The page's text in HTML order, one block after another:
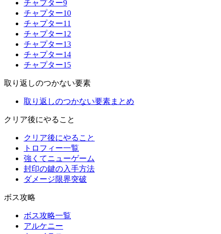
チャプター9
チャプター10
チャプター11
チャプター12
チャプター13
チャプター14
チャプター15
取り返しのつかない要素
取り返しのつかない要素まとめ
クリア後にやること
クリア後にやること
トロフィー一覧
強くてニューゲーム
封印の鍵の入手方法
ダメージ限界突破
ボス攻略
ボス攻略一覧
アルケニー